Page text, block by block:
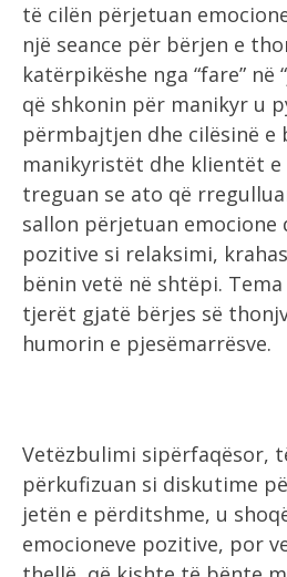
të cilën përjetuan
një seance për bërjen e
katërpikëshe nga “fare” në
që shkonin për manikyr u
përmbajtjen dhe cilësinë e
manikyristët dhe klientët
treguan se ato që
sallon përjetuan emocione
pozitive si relaksimi,
bënin vetë në shtëpi.
tjerët gjatë bërjes së
humorin e pjesëmarrësve.
Vetëzbulimi sipërfaqësor,
përkufizuan si diskutime
jetën e përditshme, u
emocioneve pozitive, por